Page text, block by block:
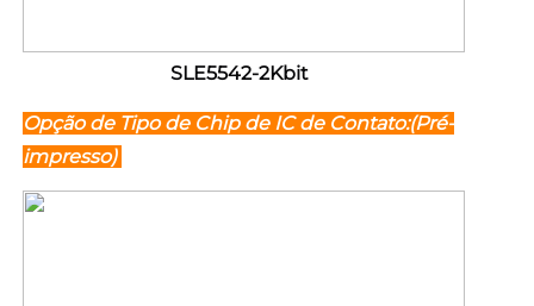
SLE5542-2Kbit
Opção de Tipo de Chip de IC de Contato:(Pré-
impresso)